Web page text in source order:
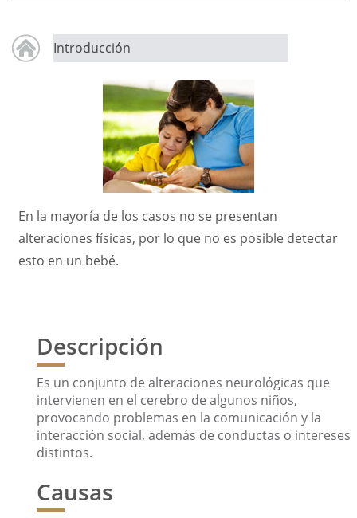
Introducción
En la mayoría de los casos no se presentan
alteraciones físicas, por lo que no es posible detectar
esto en un bebé.
Descripción
Es un conjunto de alteraciones neurológicas que
intervienen en el cerebro de algunos niños,
provocando problemas en la comunicación y la
interacción social, además de conductas o intereses
distintos.
Causas